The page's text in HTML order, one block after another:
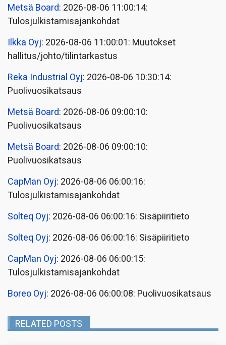
Metsä Board: 2026-08-06 11:00:14:
Tulosjulkistamisajankohdat
Ilkka Oyj: 2026-08-06 11:00:01: Muutokset
hallitus/johto/tilintarkastus
Reka Industrial Oyj: 2026-08-06 10:30:14:
Puolivuosikatsaus
Metsä Board: 2026-08-06 09:00:10:
Puolivuosikatsaus
Metsä Board: 2026-08-06 09:00:10:
Puolivuosikatsaus
CapMan Oyj: 2026-08-06 06:00:16:
Tulosjulkistamisajankohdat
Solteq Oyj: 2026-08-06 06:00:16: Sisäpiiritieto
Solteq Oyj: 2026-08-06 06:00:16: Sisäpiiritieto
CapMan Oyj: 2026-08-06 06:00:15:
Tulosjulkistamisajankohdat
Boreo Oyj: 2026-08-06 06:00:08: Puolivuosikatsaus
RELATED POSTS